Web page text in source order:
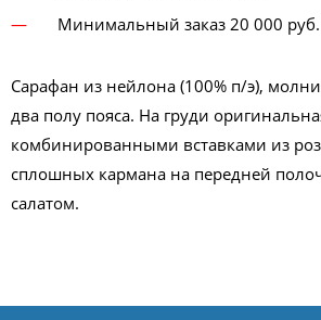
Минимальный заказ 20 000 руб.
Сарафан из нейлона (100% п/э),
два полу пояса. На груди
комбинированными вставками из
сплошных кармана на передней
салатом.